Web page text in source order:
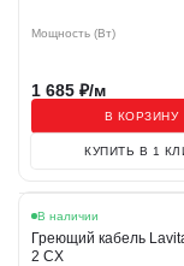
Мощность (Вт)
1 685 ₽/м
В КОРЗИНУ
КУПИТЬ В 1
Акция
В наличии
Греющий кабель
2 CX
Комплектующие
Реквизиты